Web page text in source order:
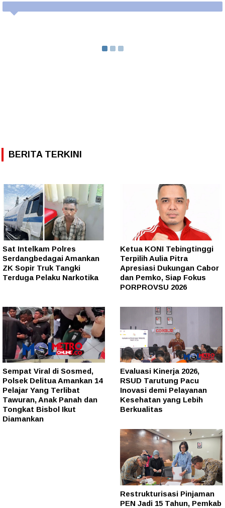
BERITA TERKINI
Sat Intelkam Polres
Serdangbedagai Amankan
ZK Sopir Truk Tangki
Terduga Pelaku Narkotika
Ketua KONI Tebingtinggi
Terpilih Aulia Pitra
Apresiasi Dukungan Cabor
dan Pemko, Siap Fokus
PORPROVSU 2026
Sempat Viral di Sosmed,
Polsek Delitua Amankan 14
Pelajar Yang Terlibat
Tawuran, Anak Panah dan
Tongkat Bisbol Ikut
Diamankan
Evaluasi Kinerja 2026,
RSUD Tarutung Pacu
Inovasi demi Pelayanan
Kesehatan yang Lebih
Berkualitas
Restrukturisasi Pinjaman
PEN Jadi 15 Tahun, Pemkab